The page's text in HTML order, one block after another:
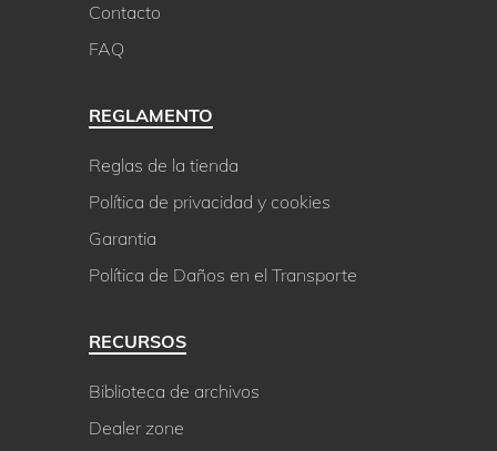
Contacto
FAQ
REGLAMENTO
Reglas de la tienda
Política de privacidad y cookies
Garantia
Política de Daños en el Transporte
RECURSOS
Biblioteca de archivos
Dealer zone